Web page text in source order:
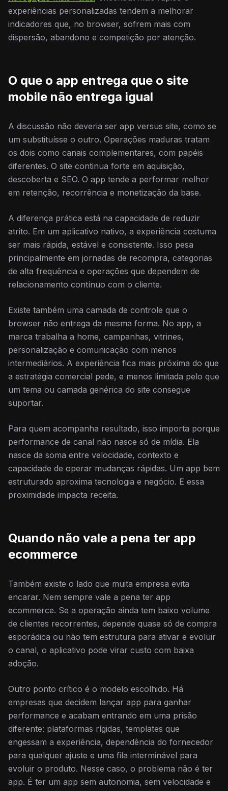
experiências personalizadas tendem a melhorar
indicadores que, no browser, sofrem mais com
dispersão, abandono e competição por atenção.
O que o app entrega que o site
mobile não entrega igual
A discussão não deveria ser app versus site, como se
um substituísse o outro. Operações maduras tratam
os dois como canais complementares, com papéis
diferentes. O site continua forte em aquisição,
descoberta e SEO. O app tende a performar melhor
em retenção, recorrência e monetização da base.
A diferença prática está na capacidade de reduzir
atrito. Em um aplicativo nativo, a experiência costuma
ser mais rápida, estável e consistente. Isso pesa
principalmente em jornadas de recompra, categorias
de alta frequência e operações que dependem de
relacionamento contínuo com o cliente.
Existe também uma camada de controle que o
browser não entrega da mesma forma. No app, a
marca trabalha a home, campanhas, vitrines,
personalização e comunicação com menos
intermediários. A experiência fica mais próxima do que
a estratégia comercial pede, e menos limitada pelo que
um tema ou camada genérica do site consegue
suportar.
Para quem acompanha resultado, isso importa porque
performance de canal não nasce só de mídia. Ela
nasce da soma entre velocidade, contexto e
capacidade de operar mudanças rápidas. Um app bem
estruturado aproxima tecnologia e negócio. E essa
proximidade impacta receita.
Quando não vale a pena ter app
ecommerce
Também existe o lado que muita empresa evita
encarar. Nem sempre vale a pena ter app
ecommerce. Se a operação ainda tem baixo volume
de clientes recorrentes, depende quase só de compra
esporádica ou não tem estrutura para ativar e evoluir
o canal, o aplicativo pode virar custo com baixa
adoção.
Outro ponto crítico é o modelo escolhido. Há
empresas que decidem lançar app para ganhar
performance e acabam entrando em uma prisão
diferente: plataformas rígidas, templates que
engessam a experiência, dependência do fornecedor
para qualquer ajuste e uma fila interminável para
evoluir o produto. Nesse caso, o problema não é ter
app. É ter um app sem autonomia, sem velocidade e